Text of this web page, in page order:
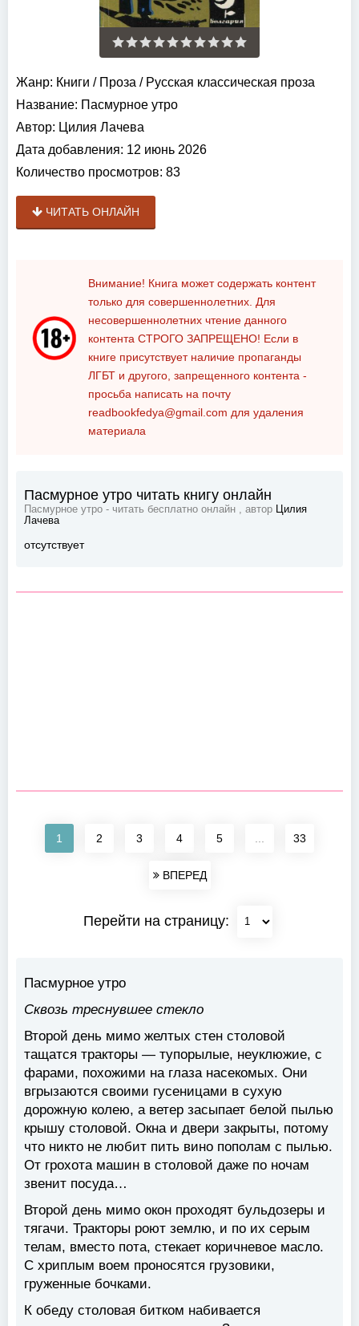
Жанр: Книги / Проза / Русская классическая проза
Название: Пасмурное утро
Автор: Цилия Лачева
Дата добавления: 12 июнь 2026
Количество просмотров: 83
ЧИТАТЬ ОНЛАЙН
Внимание! Книга может содержать контент
только для совершеннолетних. Для
несовершеннолетних чтение данного
контента СТРОГО ЗАПРЕЩЕНО! Если в
книге присутствует наличие пропаганды
ЛГБТ и другого, запрещенного контента -
просьба написать на почту
readbookfedya@gmail.com для удаления
материала
Пасмурное утро читать книгу онлайн
Пасмурное утро - читать бесплатно онлайн , автор
Цилия
Лачева
отсутствует
1 2 3 4 5 33
ВПЕРЕД
Перейти на страницу:
Пасмурное утро
Сквозь треснувшее стекло
Второй день мимо желтых стен столовой
тащатся тракторы — тупорылые, неуклюжие, с
фарами, похожими на глаза насекомых. Они
вгрызаются своими гусеницами в сухую
дорожную колею, а ветер засыпает белой пылью
крышу столовой. Окна и двери закрыты, потому
что никто не любит пить вино пополам с пылью.
От грохота машин в столовой даже по ночам
звенит посуда…
Второй день мимо окон проходят бульдозеры и
тягачи. Тракторы роют землю, и по их серым
телам, вместо пота, стекает коричневое масло.
С хриплым воем проносятся грузовики,
груженные бочками.
К обеду столовая битком набивается